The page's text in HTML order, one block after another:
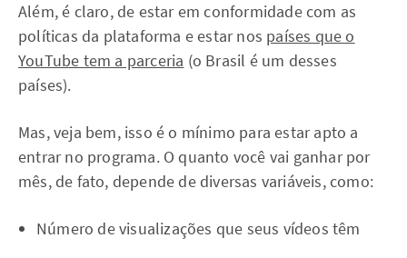
Além, é claro, de estar em conformidade com as
políticas da plataforma e estar nos países que o
YouTube tem a parceria (o Brasil é um desses
países).
Mas, veja bem, isso é o mínimo para estar apto a
entrar no programa. O quanto você vai ganhar por
mês, de fato, depende de diversas variáveis, como:
Número de visualizações que seus vídeos têm